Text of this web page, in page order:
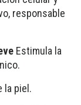
responsable
Estimula la
la piel.